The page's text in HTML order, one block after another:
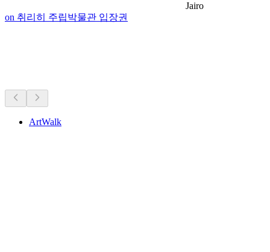
Jairo
on 취리히 주립박물관 입장권
ArtWalk